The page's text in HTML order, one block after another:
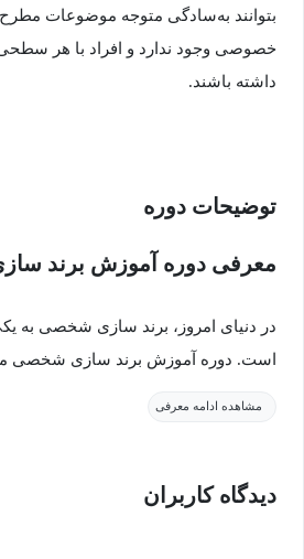
بتوانند به‌سادگی متوجه موضوعات
خصوصی وجود ندارد و افراد با هر سطحی
داشته باشند.
توضیحات دوره
معرفی دوره آموزش برند
در دنیای امروز، برند سازی شخصی به
است. دوره آموزش برند سازی شخصی ما
مشاهده ادامه معرفی
دیدگاه کاربران